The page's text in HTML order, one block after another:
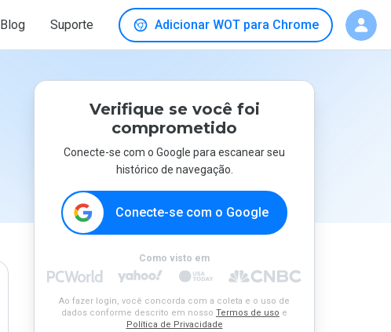
Blog Suporte Adicionar WOT para Chrome
Verifique se você foi
comprometido
Conecte-se com o Google para escanear seu
histórico de navegação.
Conecte-se com o Google
Como visto em
Ao fazer login, você concorda com a coleta e o uso de
dados conforme descrito em nosso Termos de uso e
Política de Privacidade